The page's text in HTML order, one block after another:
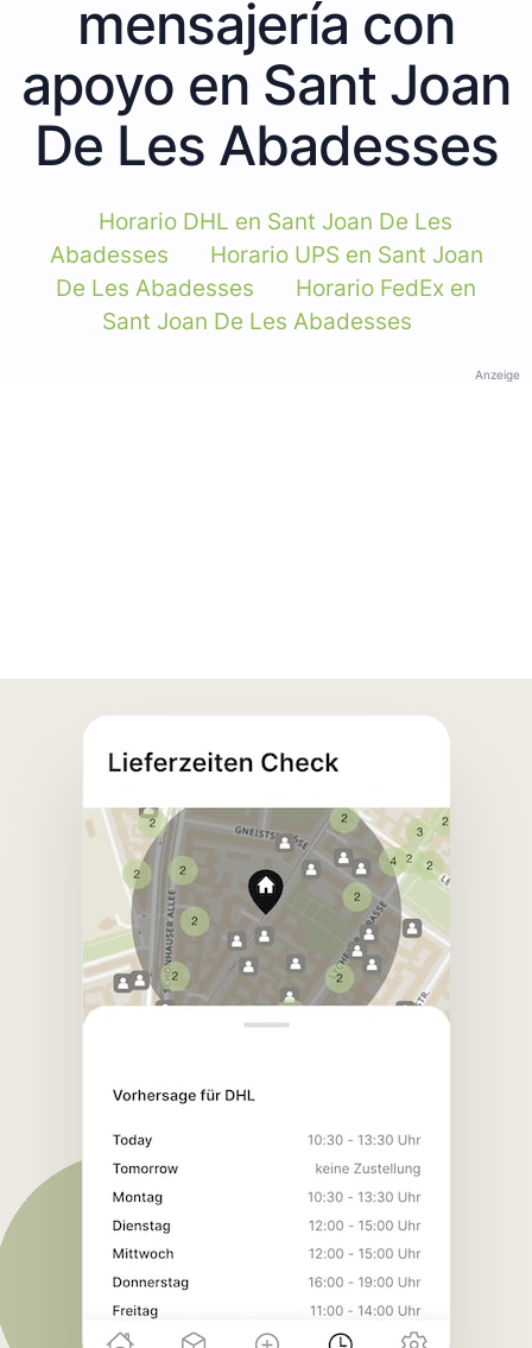
mensajería con
apoyo en Sant Joan
De Les Abadesses
Horario DHL en Sant Joan De Les
Abadesses
Horario UPS en Sant Joan
De Les Abadesses
Horario FedEx en
Sant Joan De Les Abadesses
Anzeige